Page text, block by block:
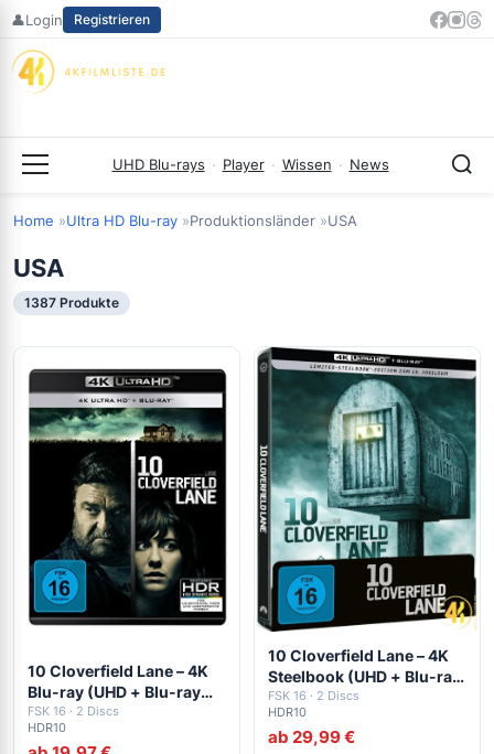
Zum
springen
👤Login Registrieren
UHD Blu-rays · Player · Wissen · News
Home Ultra HD Blu-ray Produktionsländer USA
USA
1387 Produkte
10 Cloverfield Lane – 4K
Blu-ray (UHD + Blu-ray
Disc)
FSK 16 · 2 Discs
HDR10
10 Cloverfield Lane – 4K
Steelbook (UHD + Blu-ray
Disc)
FSK 16 · 2 Discs
HDR10
ab 29,99 €